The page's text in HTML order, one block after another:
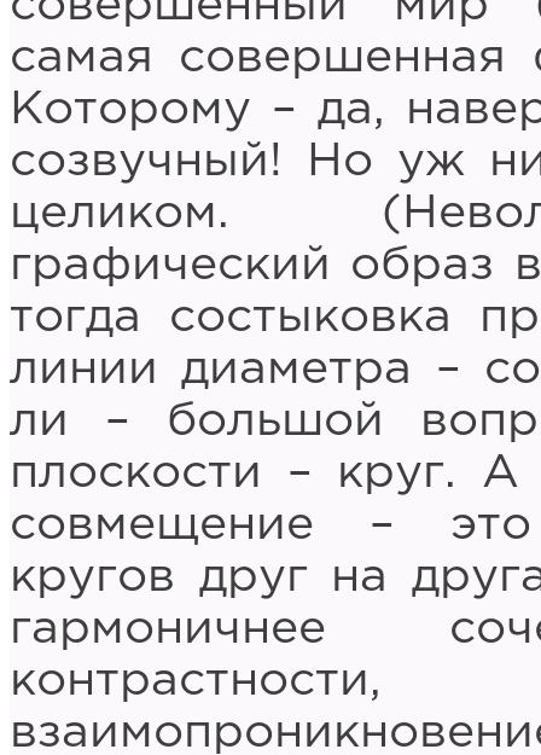
самая
Которому – да,
созвучный! Но уж
целиком.
графический образ
тогда состыковка
линии диаметра –
ли – большой
плоскости – круг.
совмещение –
кругов друг на
гармоничнее